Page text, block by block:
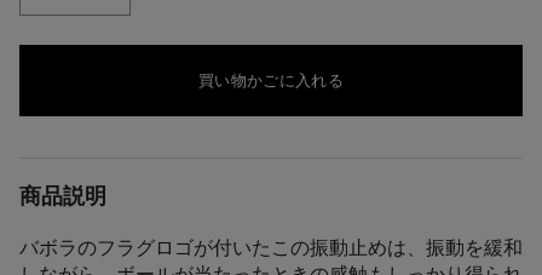
買い物かごに入れる
商品説明
バボラのフラグロゴが付いたこの振動止めは、振動を緩和